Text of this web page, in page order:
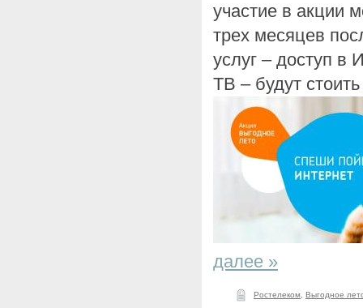
участие в акции
трех месяцев
услуг – доступ в
ТВ – будут
далее »
Ростелеком Выгодное